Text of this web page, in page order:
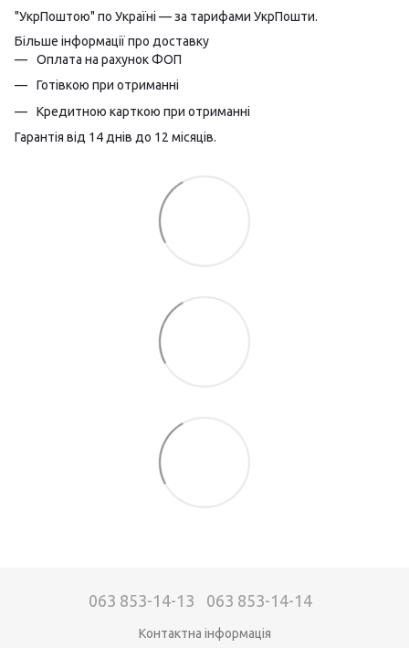
"УкрПоштою" по Україні — за тарифами УкрПошти.
Більше інформації про доставку
Оплата на рахунок ФОП
Готівкою при отриманні
Кредитною карткою при отриманні
Гарантія від 14 днів до 12 місяців.
063 853-14-13 063 853-14-14
Контактна інформація